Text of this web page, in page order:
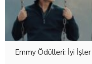
Emmy Ödülleri: İyi